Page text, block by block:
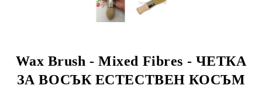
Wax Brush - Mixed Fibres - ЧЕТКА
ЗА ВОСЪК ЕСТЕСТВЕН КОСЪМ